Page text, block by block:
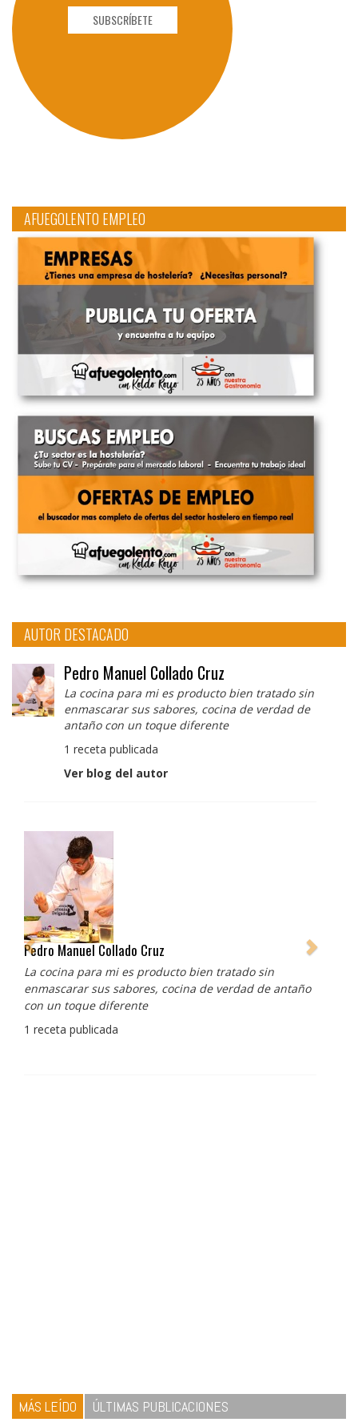
SUBSCRÍBETE
AFUEGOLENTO EMPLEO
AUTOR DESTACADO
Pedro Manuel Collado Cruz
La cocina para mi es producto bien tratado sin
enmascarar sus sabores, cocina de verdad de
antaño con un toque diferente
1 receta publicada
Ver blog del autor
Pedro Manuel Collado Cruz
La cocina para mi es producto bien tratado sin
enmascarar sus sabores, cocina de verdad de antaño
con un toque diferente
1 receta publicada
MÁS LEÍDO ÚLTIMAS PUBLICACIONES